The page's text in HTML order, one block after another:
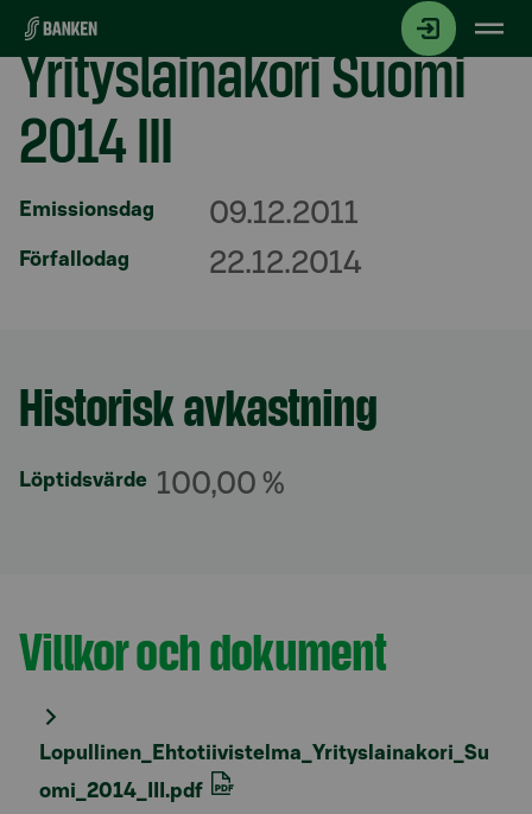
Gå direkt till innehållet
Yrityslainakori Suomi
2014 III
Emissionsdag 09.12.2011
Förfallodag 22.12.2014
Avsnitt med titel
Historisk avkastning
Löptidsvärde 100,00 %
Avsnitt med titel
Villkor och dokument
Lopullinen_Ehtotiivistelma_Yrityslainakori_Su
omi_2014_III.pdf